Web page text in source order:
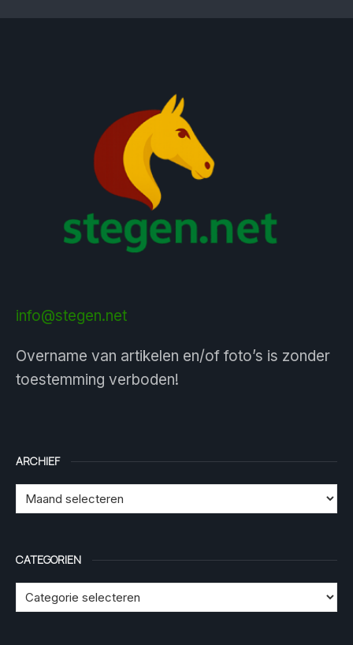
info@stegen.net
Overname van artikelen en/of foto’s is zonder
toestemming verboden!
ARCHIEF
CATEGORIEN